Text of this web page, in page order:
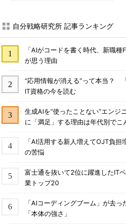
自分戦略研究所 記事ランキング
「AIがコードを書く時代、新職
が思う理由
“応用情報が消える”って本当？
IT資格の今を読む
生成AIを“使ったことない”エン
に「満足」する理由は年代別でこ
「AI活用する新人増えてOJT負
の苦悩
富士通を抜いて2位に躍進したIT
業トップ20
「AIコーディングブーム」が去
「本体の強さ」